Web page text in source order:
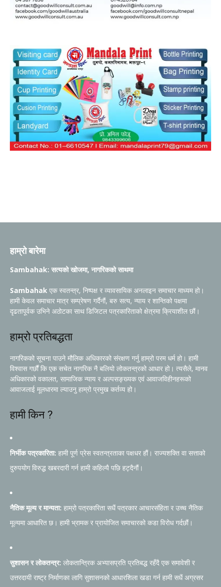
हाम्रो बारेमा
Sambahak: सत्यको खोजमा, नागरिकको साथमा
Sambahak एक स्वतन्त्र, निष्पक्ष र व्यावसायिक अनलाइन समाचार माध्यम हो।
हामी केवल समाचार मात्र सम्प्रेषण गर्दैनौं, बरु सत्य, न्याय र शान्तिको पक्षमा
दृढतापूर्वक उभिने अठोटका साथ डिजिटल पत्रकारिताको क्षेत्रमा क्रियाशील छौं।
हाम्रो प्रतिबद्धता
नागरिकको सूचना पाउने मौलिक अधिकारको संरक्षण गर्नु हाम्रो परम धर्म हो। हामी
विश्वास गर्छौं कि एक सचेत नागरिक नै बलियो लोकतन्त्रको आधार हो। त्यसैले, मानव
अधिकारको वकालत, सामाजिक न्याय र अल्पसङ्ख्यक एवं आवाजविहीनहरूको
आवाजलाई मूलधारमा ल्याउनु हाम्रो प्रमुख कर्तव्य हो।
हामी किन ?
निर्भीक पत्रकारिता: हामी पूर्ण प्रेस स्वतन्त्रताका पक्षधर हौं। राज्यशक्ति वा सत्ताको
दुरुपयोग विरुद्ध खबरदारी गर्न हामी कहिल्यै पछि हट्दैनौं।
नैतिक मूल्य र मान्यता: हाम्रो पत्रकारिता सधैं पत्रकार आचारसंहिता र उच्च नैतिक
मूल्यमा आधारित छ। हामी भ्रामक र प्रायोजित समाचारको कडा विरोध गर्दछौं।
सुशासन र लोकतन्त्र: लोकतान्त्रिक अभ्यासप्रति प्रतिबद्ध रहँदै एक समावेशी र
उत्तरदायी राष्ट्र निर्माणका लागि सुशासनको आधारशिला खडा गर्न हामी सधैं अग्रसर